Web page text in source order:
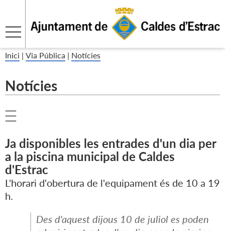
Inici | Via Pública | Notícies
Notícies
Ja disponibles les entrades d'un dia per
a la piscina municipal de Caldes
d'Estrac
L'horari d'obertura de l'equipament és de 10 a 19
h.
Des d'aquest dijous 10 de juliol es poden